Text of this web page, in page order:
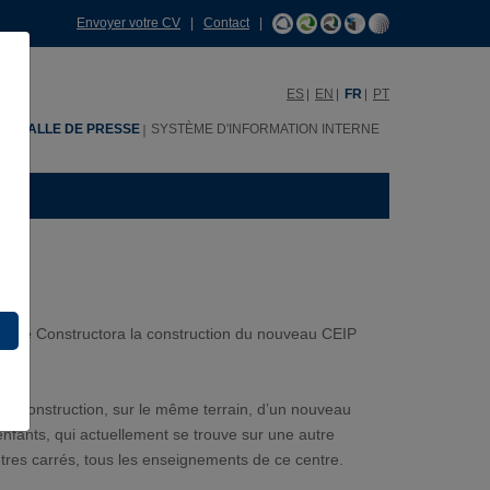
Envoyer votre CV Contact|
ES EN FR PT
SALLE DE PRESSE SYSTÈME D'INFORMATION INTERNE
Constructora la construction du nouveau CEIP
construction, sur le même terrain, d’un nouveau
qui actuellement se trouve sur une autre
carrés, tous les enseignements de ce centre.